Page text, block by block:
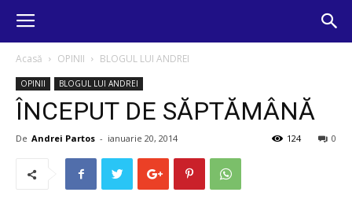
Acasă OPINII BLOGUL LUI ANDREI
OPINII BLOGUL LUI ANDREI
ÎNCEPUT DE SĂPTĂMÂNĂ
De Andrei Partos - ianuarie 20, 2014 0
124